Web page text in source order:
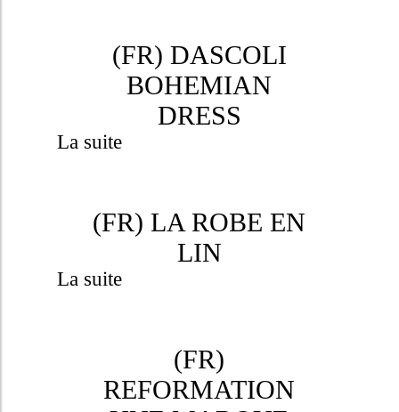
(FR) DASCOLI
BOHEMIAN
DRESS
La suite
(FR) LA ROBE EN
LIN
La suite
(FR)
REFORMATION